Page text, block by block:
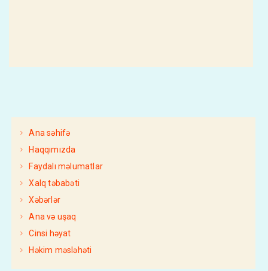
Ana səhifə
Haqqımızda
Faydalı məlumatlar
Xalq təbabəti
Xəbərlər
Ana və uşaq
Cinsi həyat
Həkim məsləhəti